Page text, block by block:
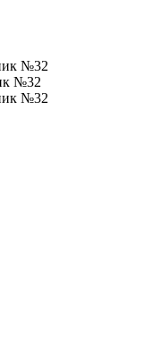
№32
№32
№32